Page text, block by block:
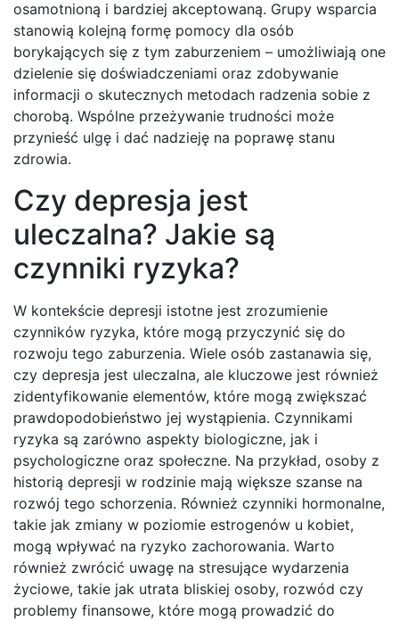
osamotnioną i bardziej akceptowaną. Grupy wsparcia
stanowią kolejną formę pomocy dla osób
borykających się z tym zaburzeniem – umożliwiają one
dzielenie się doświadczeniami oraz zdobywanie
informacji o skutecznych metodach radzenia sobie z
chorobą. Wspólne przeżywanie trudności może
przynieść ulgę i dać nadzieję na poprawę stanu
zdrowia.
Czy depresja jest
uleczalna? Jakie są
czynniki ryzyka?
W kontekście depresji istotne jest zrozumienie
czynników ryzyka, które mogą przyczynić się do
rozwoju tego zaburzenia. Wiele osób zastanawia się,
czy depresja jest uleczalna, ale kluczowe jest również
zidentyfikowanie elementów, które mogą zwiększać
prawdopodobieństwo jej wystąpienia. Czynnikami
ryzyka są zarówno aspekty biologiczne, jak i
psychologiczne oraz społeczne. Na przykład, osoby z
historią depresji w rodzinie mają większe szanse na
rozwój tego schorzenia. Również czynniki hormonalne,
takie jak zmiany w poziomie estrogenów u kobiet,
mogą wpływać na ryzyko zachorowania. Warto
również zwrócić uwagę na stresujące wydarzenia
życiowe, takie jak utrata bliskiej osoby, rozwód czy
problemy finansowe, które mogą prowadzić do